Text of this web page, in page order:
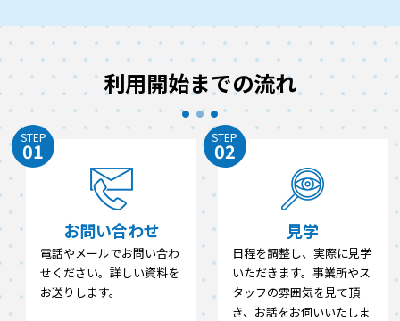
利用開始までの流れ
STEP
01
お問い合わせ
電話やメールでお問い合わ
せください。詳しい資料を
お送りします。
STEP
02
見学
日程を調整し、実際に見学
いただきます。事業所やス
タッフの雰囲気を見て頂
き、お話をお伺いいたしま